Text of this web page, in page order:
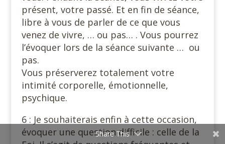
présent, votre passé. Et en fin de séance,
libre à vous de parler de ce que vous
venez de vivre, … ou pas… . Vous pourrez
l’évoquer lors de la séance suivante … ou
pas.
Vous préserverez totalement votre
intimité corporelle, émotionnelle,
psychique.
6 : Je souhaiterais enfin à cette occasion,
évoquer une question difficile : celle de la
Share This